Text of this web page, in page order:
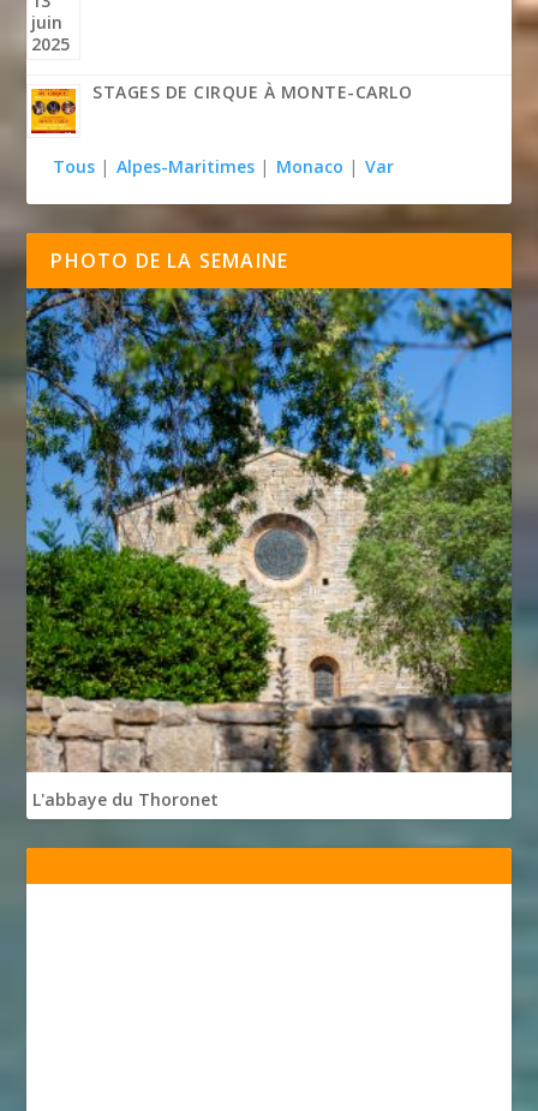
STAGES DE CIRQUE À MONTE-CARLO
Tous | Alpes-Maritimes | Monaco | Var
PHOTO DE LA SEMAINE
L'abbaye du Thoronet